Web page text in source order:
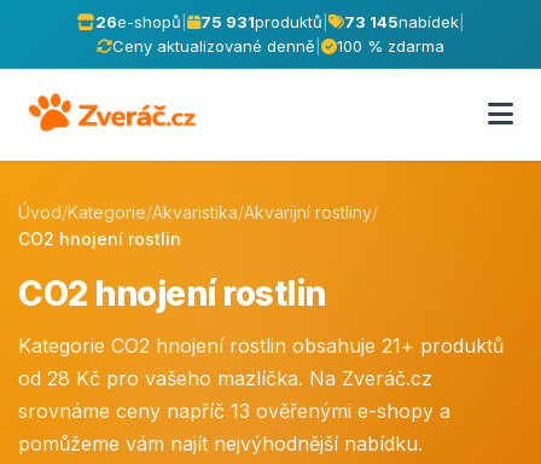
26e-shopů 75 931produktů 73 145nabídek|
Ceny aktualizované denně
100 % zdarma
Úvod/Kategorie/Akvaristika/Akvarijní rostliny/
CO2 hnojení rostlin
CO2 hnojení rostlin
Kategorie CO2 hnojení rostlin obsahuje 21+ produktů
od 28 Kč pro vašeho mazlíčka. Na Zveráč.cz
srovnáme ceny napříč 13 ověřenými e-shopy a
pomůžeme vám najít nejvýhodnější nabídku.